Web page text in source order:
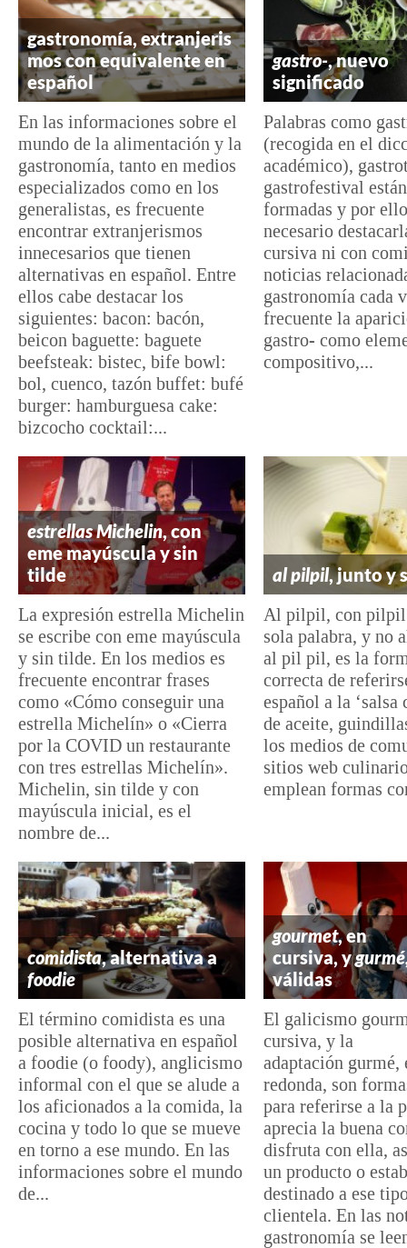
gastronomía, extranjeris
mos con equivalente en
español
En las informaciones sobre el
mundo de la alimentación y la
gastronomía, tanto en medios
especializados como en los
generalistas, es frecuente
encontrar extranjerismos
innecesarios que tienen
alternativas en español. Entre
ellos cabe destacar los
siguientes: bacon: bacón,
beicon baguette: baguete
beefsteak: bistec, bife bowl:
bol, cuenco, tazón buffet: bufé
burger: hamburguesa cake:
bizcocho cocktail:...
gastro-, nuevo
significado
Palabras como
(recogida en el
académico),
gastrofestival
formadas y por
necesario
cursiva ni con
noticias
gastronomía cada
frecuente la
gastro- como
compositivo,...
estrellas Michelin, con
eme mayúscula y sin
tilde
La expresión estrella Michelin
se escribe con eme mayúscula
y sin tilde. En los medios es
frecuente encontrar frases
como «Cómo conseguir una
estrella Michelín» o «Cierra
por la COVID un restaurante
con tres estrellas Michelín».
Michelin, sin tilde y con
mayúscula inicial, es el
nombre de...
al pilpil, junto y
Al pilpil, con pilpil
sola palabra, y no
al pil pil, es la
correcta de
español a la ‘salsa
de aceite,
los medios de
sitios web
emplean formas
comidista, alternativa a
foodie
El término comidista es una
posible alternativa en español
a foodie (o foody), anglicismo
informal con el que se alude a
los aficionados a la comida, la
cocina y todo lo que se mueve
en torno a ese mundo. En las
informaciones sobre el mundo
de...
gourmet, en
cursiva, y
válidas
El galicismo
cursiva, y la
adaptación gurmé,
redonda, son
para referirse a la
aprecia la buena
disfruta con ella,
un producto o
destinado a ese
clientela. En las
gastronomía se